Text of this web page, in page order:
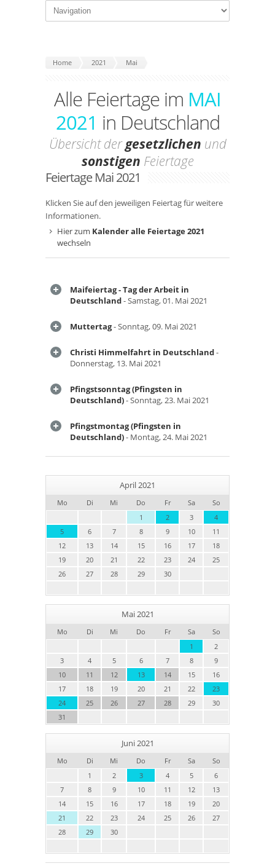
Home 2021 Mai
Alle Feiertage im MAI
2021 in Deutschland
Übersicht dergesetzlichen und
sonstigen Feiertage
Feiertage Mai 2021
Klicken Sie auf den jeweiligen Feiertag für weitere
Informationen.
Hier zum Kalender alle Feiertage 2021
wechseln
Maifeiertag - Tag der Arbeit in
Deutschland- Samstag, 01. Mai 2021
Muttertag- Sonntag, 09. Mai 2021
Christi Himmelfahrt in Deutschland-
Donnerstag, 13. Mai 2021
Pfingstsonntag (Pfingsten in
Deutschland)- Sonntag, 23. Mai 2021
Pfingstmontag (Pfingsten in
Deutschland)- Montag, 24. Mai 2021
April 2021
Mo Di Mi Do Fr Sa
So
1
2 3
4
5
6 7 8 9 10
11
12
13 14 15 16 17
18
19
20 21 22 23 24
25
26
27 28 29 30
Mai 2021
Mo Di Mi Do Fr Sa
So
1
2
3
4 5 6 7 8
9
10
11 12 13 14 15
16
17
18 19 20 21 22
23
24
25 26 27 28 29
30
31
Juni 2021
Mo Di Mi Do Fr Sa
So
1
2 3 4 5
6
7
8 9 10 11 12
13
14
15 16 17 18 19
20
21
22 23 24 25 26
27
28
29 30